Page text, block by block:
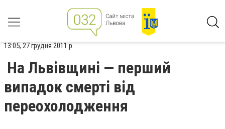
13:05, 27 грудня 2011 р.
На Львівщині — перший
випадок смерті від
переохолодження